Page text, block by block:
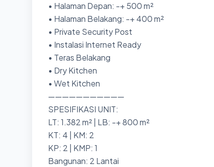
• Halaman Depan: -+ 500 m²
• Halaman Belakang: -+ 400 m²
• Private Security Post
• Instalasi Internet Ready
• Teras Belakang
• Dry Kitchen
• Wet Kitchen
———————————
SPESIFIKASI UNIT:
LT: 1.382 m² | LB: -+ 800 m²
KT: 4 | KM: 2
KP: 2 | KMP: 1
Bangunan: 2 Lantai